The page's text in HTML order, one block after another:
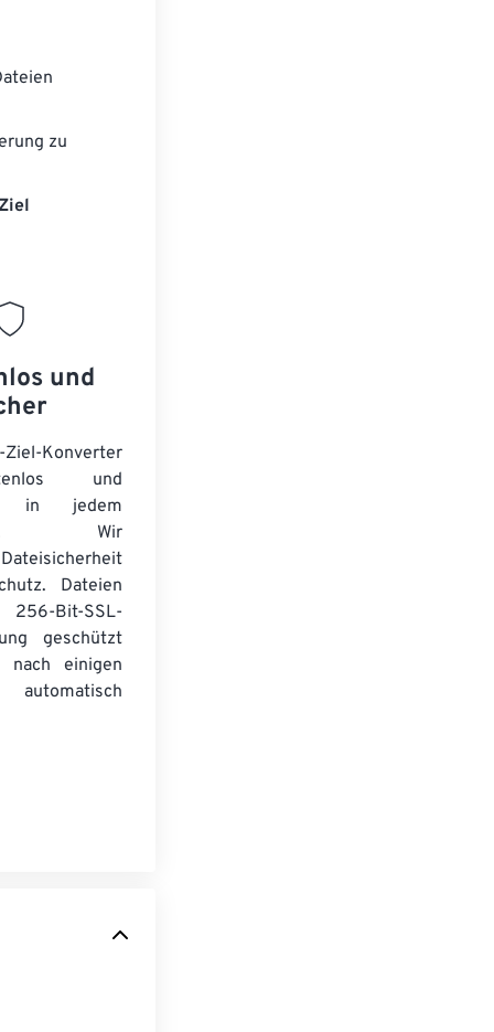
zu
und
Konverter
und
in jedem
Wir
Dateien
Bit-SSL-
geschützt
nach einigen